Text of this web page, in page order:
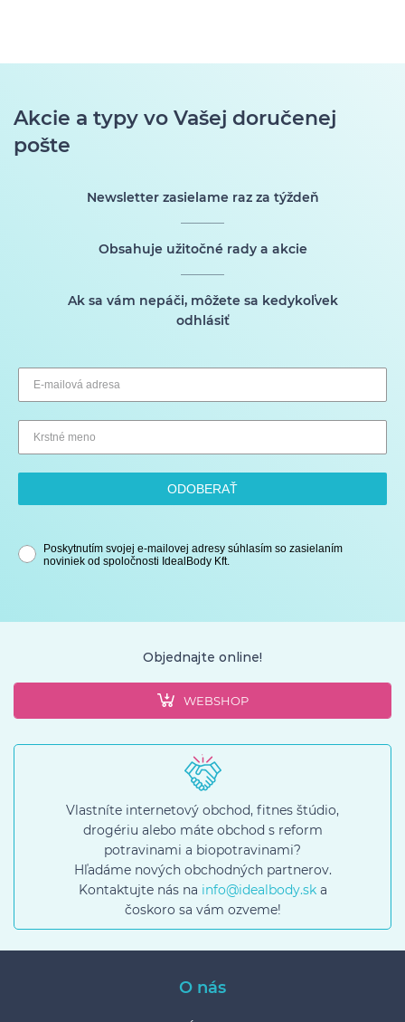
Akcie a typy vo Vašej doručenej
pošte
Newsletter zasielame raz za týždeň
Obsahuje užitočné rady a akcie
Ak sa vám nepáči, môžete sa kedykoľvek
odhlásiť
ODOBERAŤ
Poskytnutím svojej e-mailovej adresy súhlasím so zasielaním
noviniek od spoločnosti IdealBody Kft.
Objednajte online!
WEBSHOP
Vlastníte internetový obchod, fitnes štúdio,
drogériu alebo máte obchod s reform
potravinami a biopotravinami?
Hľadáme nových obchodných partnerov.
Kontaktujte nás na info@idealbody.ska
čoskoro sa vám ozveme!
O nás